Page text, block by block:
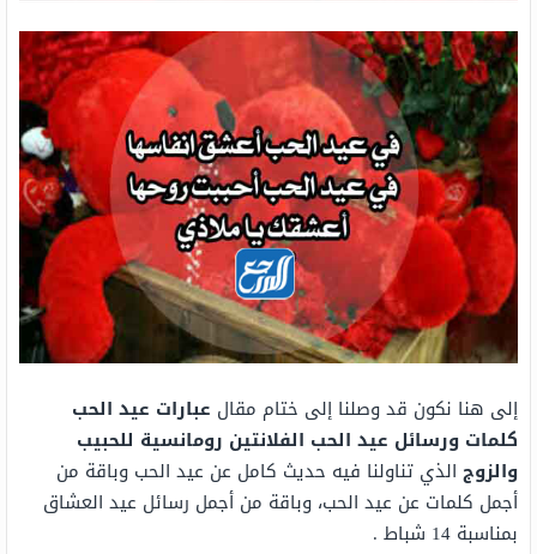
إلى هنا نكون قد وصلنا إلى ختام مقال عبارات عيد الحب
كلمات ورسائل عيد الحب الفلانتين رومانسية للحبيب
والزوج الذي تناولنا فيه حديث كامل عن عيد الحب وباقة من
أجمل كلمات عن عيد الحب، وباقة من أجمل رسائل عيد العشاق
بمناسبة 14 شباط .